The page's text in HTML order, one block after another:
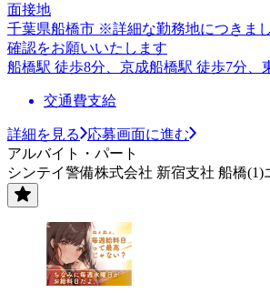
面接地
千葉県船橋市 ※詳細な勤務地につきま
確認をお願いいたします
船橋駅 徒歩8分、京成船橋駅 徒歩7分、
交通費支給
詳細を見る
応募画面に進む
アルバイト・パート
シンテイ警備株式会社 新宿支社 船橋(1)